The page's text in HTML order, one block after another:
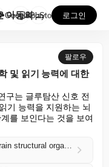
글루타메이트 신호 전달은 아동의 수학 및 읽기 능력에 ...
GooglePlay
AppStore 로그인
팔로우
및 읽기 능력에 대한
구는 글루탐산 신호 전
기 능력을 지원하는 뇌
를 보인다는 것을 보여
Glutamatergic signaling underlies brain structural organization for mathematical and reading abilities in children